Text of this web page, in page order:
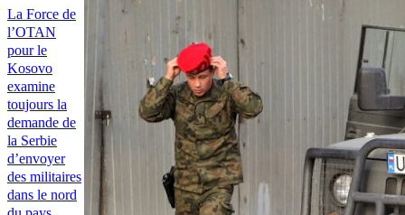
La Force de
l’OTAN
pour le
Kosovo
examine
toujours la
demande de
la Serbie
d’envoyer
des militaires
dans le nord